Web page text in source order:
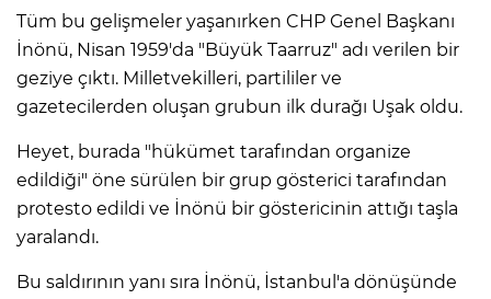
Tüm bu gelişmeler yaşanırken CHP Genel Başkanı
İnönü, Nisan 1959'da "Büyük Taarruz" adı verilen bir
geziye çıktı. Milletvekilleri, partililer ve
gazetecilerden oluşan grubun ilk durağı Uşak oldu.
Heyet, burada "hükümet tarafından organize
edildiği" öne sürülen bir grup gösterici tarafından
protesto edildi ve İnönü bir göstericinin attığı taşla
yaralandı.
Bu saldırının yanı sıra İnönü, İstanbul'a dönüşünde